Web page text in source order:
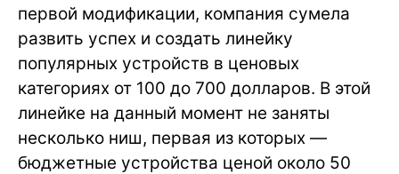
первой модификации, компания сумела
развить успех и создать линейку
популярных устройств в ценовых
категориях от 100 до 700 долларов. В этой
линейке на данный момент не заняты
несколько ниш, первая из которых —
бюджетные устройства ценой около 50